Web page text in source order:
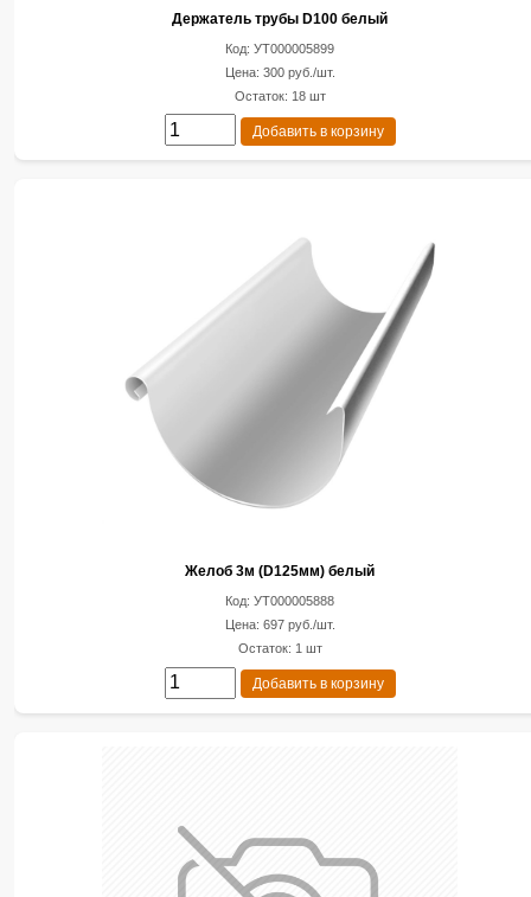
Держатель трубы D100 белый
Код: УТ000005899
Цена: 300 руб./шт.
Остаток: 18 шт
Добавить в корзину
Желоб 3м (D125мм) белый
Код: УТ000005888
Цена: 697 руб./шт.
Остаток: 1 шт
Добавить в корзину